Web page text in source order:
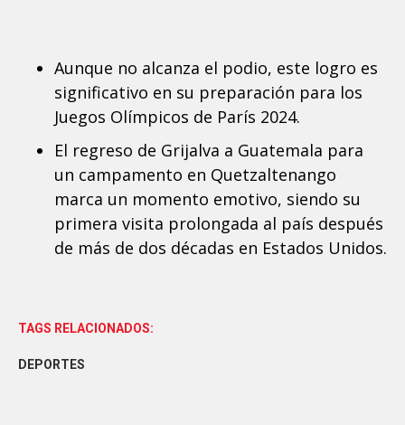
Aunque no alcanza el podio, este logro es
significativo en su preparación para los
Juegos Olímpicos de París 2024.
El regreso de Grijalva a Guatemala para
un campamento en Quetzaltenango
marca un momento emotivo, siendo su
primera visita prolongada al país después
de más de dos décadas en Estados Unidos.
TAGS RELACIONADOS:
DEPORTES